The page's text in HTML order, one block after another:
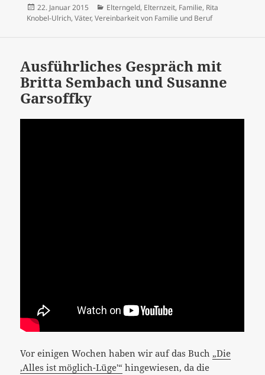
Veröffentlicht
am
22. Januar 2015 Kategorien
Elterngeld, Elternzeit, Familie, Rita
Knobel-Ulrich, Väter, Vereinbarkeit von Familie und Beruf
Ausführliches Gespräch mit
Britta Sembach und Susanne
Garsoffky
Vor einigen Wochen haben wir auf das Buch „Die
‚Alles ist möglich-Lüge'“ hingewiesen, da die